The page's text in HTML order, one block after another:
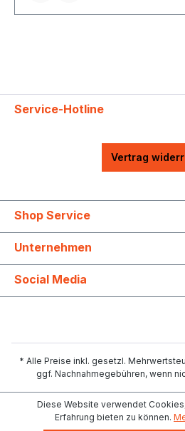
Service-Hotline
Vertrag
Shop Service
Unternehmen
Social Media
* Alle Preise inkl. gesetzl.
ggf. Nachnahmegebühren, wenn
Diese Website verwendet
Erfahrung bieten zu können.